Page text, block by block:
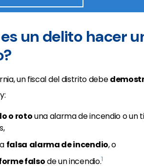
es un delito hacer
un fiscal del distrito debe
o rotouna alarma de incendio o un
falsa alarma de incendio, o
falsode un incendio.1